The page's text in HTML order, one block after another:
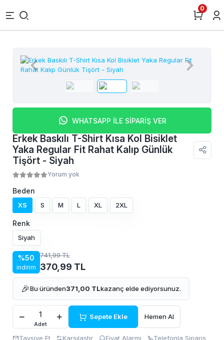
0
WHATSAPP İLE SİPARİŞ VER
Erkek Baskılı T-Shirt Kısa Kol Bisiklet
Yaka Regular Fit Rahat Kalıp Günlük
Tişört - Siyah
Yorum yok
Beden
XS S M L XL 2XL
Renk
Siyah
%50
indirim
741,99 TL
370,99 TL
🎉Bu üründen371,00 TLkazanç elde ediyorsunuz.
Adet
Sepete Ekle Hemen Al
Tavsiye Et Karşılaştır Fiyat Alarmı
Telefonla Sipariş